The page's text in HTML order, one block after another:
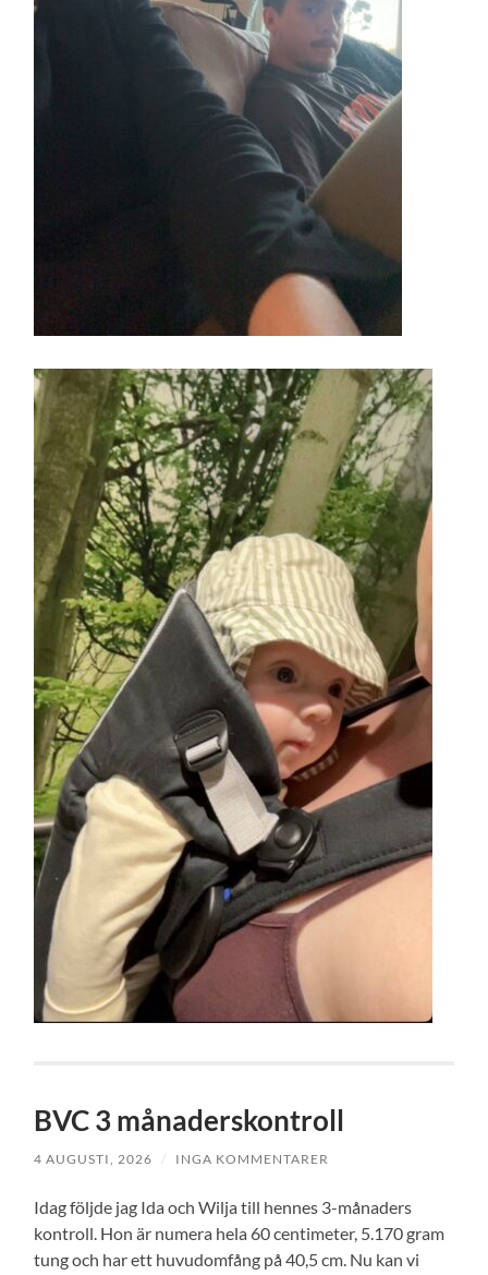
BVC 3 månaderskontroll
4 AUGUSTI, 2026 / INGA KOMMENTARER
Idag följde jag Ida och Wilja till hennes 3-månaders
kontroll. Hon är numera hela 60 centimeter, 5.170 gram
tung och har ett huvudomfång på 40,5 cm. Nu kan vi